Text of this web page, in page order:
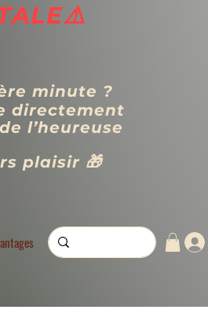
minute ?
directement
l’heureuse
plaisir 🎁